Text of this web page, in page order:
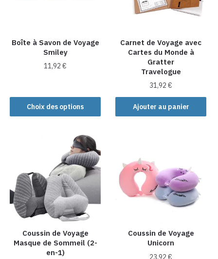
être
la
page
du
produit
Boîte à Savon de Voyage
Smiley
11,92€
Choix des options
produit
a
plusieurs
options
peuvent
être
choisies
sur
la
page
du
produit
Carnet de Voyage avec
Cartes du Monde à
Gratter
Travelogue
31,92€
Ajouter au panier
Coussin de Voyage
Masque de Sommeil (2-
en-1)
Coussin de Voyage
Unicorn
23,92€